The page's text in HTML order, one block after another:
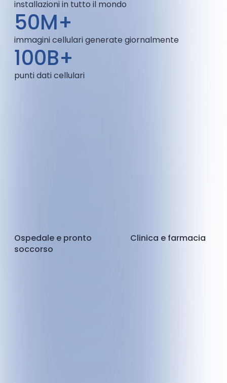
installazioni in tutto il mondo
50M+
immagini cellulari generate giornalmente
100B+
punti dati cellulari
Ospedale e pronto
soccorso
Clinica e farmacia